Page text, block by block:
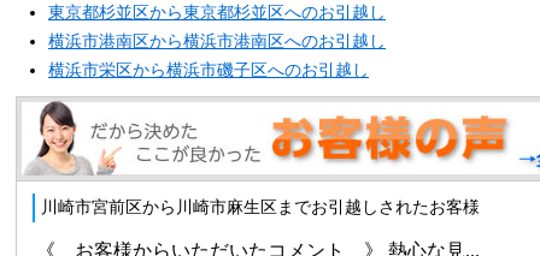
東京都杉並区から東京都杉並区へのお引越し
横浜市港南区から横浜市港南区へのお引越し
横浜市栄区から横浜市磯子区へのお引越し